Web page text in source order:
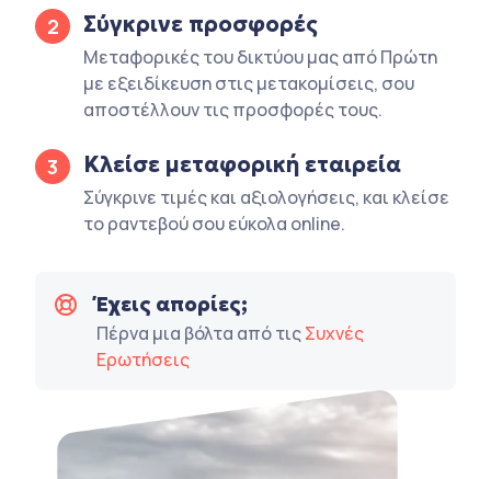
2 Σύγκρινε προσφορές
Μεταφορικές του δικτύου μας από Πρώτη
με εξειδίκευση στις μετακομίσεις, σου
αποστέλλουν τις προσφορές τους.
3 Κλείσε μεταφορική εταιρεία
Σύγκρινε τιμές και αξιολογήσεις, και κλείσε
το ραντεβού σου εύκολα online.
Έχεις απορίες;
Πέρνα μια βόλτα από τιςΣυχνές
Ερωτήσεις